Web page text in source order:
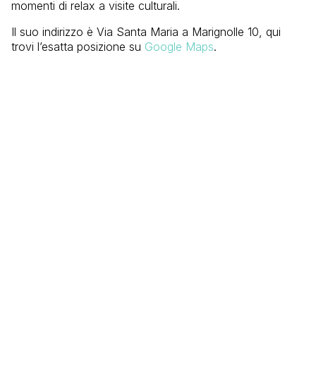
momenti di relax a visite culturali.
Il suo indirizzo è Via Santa Maria a Marignolle 10, qui
trovi l’esatta posizione su Google Maps.